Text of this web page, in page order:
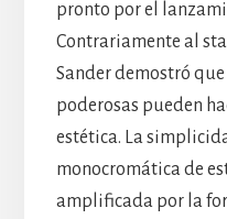
pronto por el
Contrariamente al
Sander demostró
poderosas pueden
estética. La
monocromática de
amplificada por la